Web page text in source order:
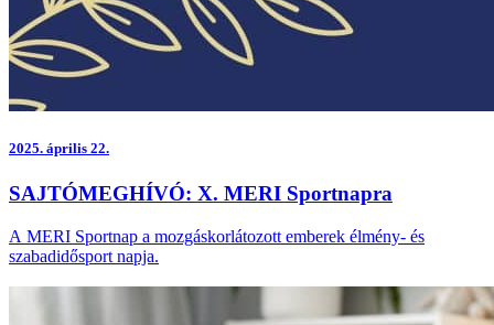
2025. április 22.
SAJTÓMEGHÍVÓ: X. MERI Sportnapra
A MERI Sportnap a mozgáskorlátozott emberek élmény- és
szabadidősport napja.